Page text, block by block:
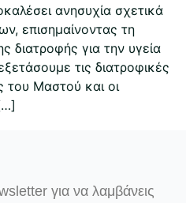
ανησυχία σχετικά
επισημαίνοντας τη
διατροφής για την υγεία
τις διατροφικές
του Μαστού και οι
για να λαμβάνεις